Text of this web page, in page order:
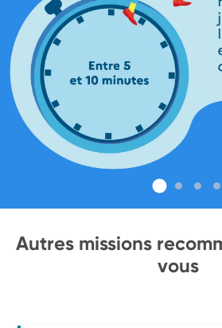
Autres missions
vous